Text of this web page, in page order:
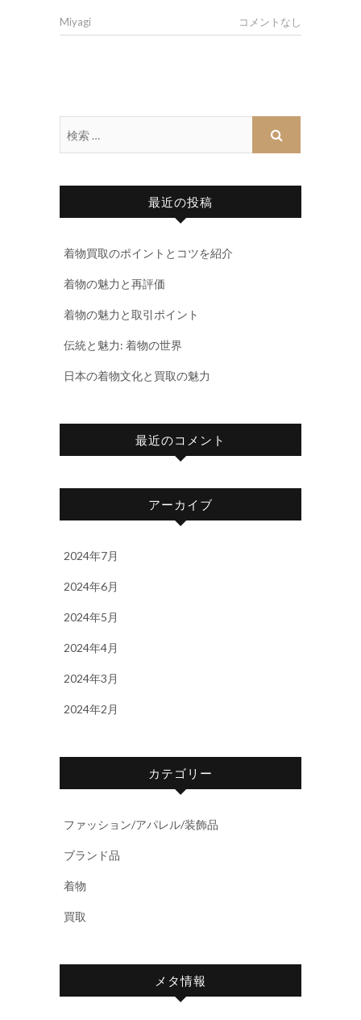
Miyagi コメントなし
最近の投稿
着物買取のポイントとコツを紹介
着物の魅力と再評価
着物の魅力と取引ポイント
伝統と魅力: 着物の世界
日本の着物文化と買取の魅力
最近のコメント
アーカイブ
2024年7月
2024年6月
2024年5月
2024年4月
2024年3月
2024年2月
カテゴリー
ファッション/アパレル/装飾品
ブランド品
着物
買取
メタ情報